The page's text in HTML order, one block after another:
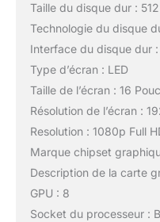
Taille du disque dur :
Technologie du disque
Interface du disque dur :
Type d’écran : LED
Taille de l’écran : 16
Résolution de l’écran :
Resolution : 1080p Full
Marque chipset
Description de la carte
GPU : 8
Socket du processeur :